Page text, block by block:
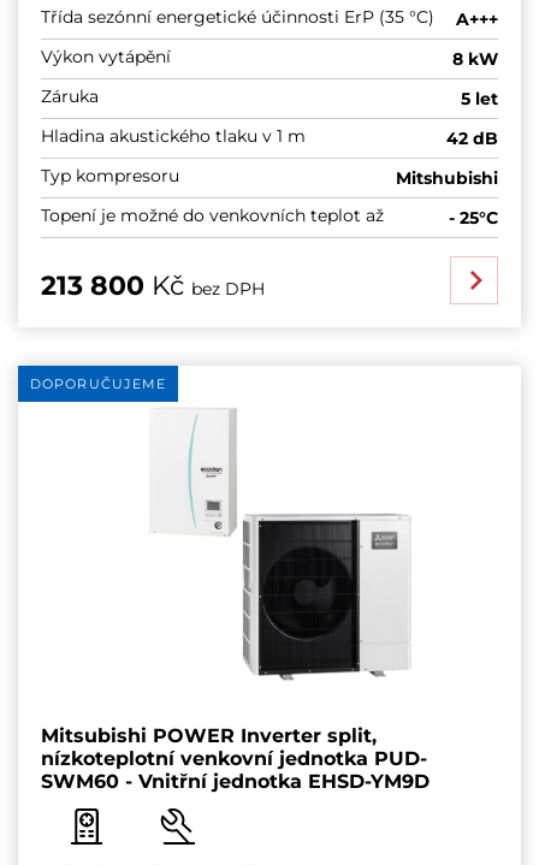
Třída sezónní energetické účinnosti ErP (35 °C)
A+++
Výkon vytápění
8 kW
Záruka
5 let
Hladina akustického tlaku v 1 m
42 dB
Typ kompresoru
Mitshubishi
Topení je možné do venkovních teplot až
- 25°C
213 800 Kč bez DPH
DOPORUČUJEME
Mitsubishi POWER Inverter split,
nízkoteplotní venkovní jednotka PUD-
SWM60 - Vnitřní jednotka EHSD-YM9D